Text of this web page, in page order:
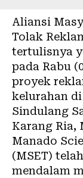
Aliansi
Tolak
tertulisnya
pada Rabu
proyek
kelurahan
Sindulang
Karang Ria,
Manado
(MSET)
mendalam